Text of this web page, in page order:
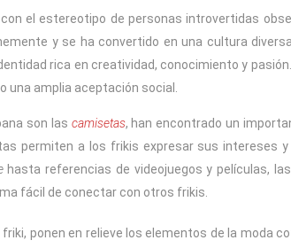
el estereotipo de personas introvertidas
y se ha convertido en una cultura
rica en creatividad, conocimiento y
una amplia aceptación social.
son las camisetas, han encontrado un
permiten a los frikis expresar sus intereses
hasta referencias de videojuegos y películas,
fácil de conectar con otros frikis.
ponen en relieve los elementos de la moda